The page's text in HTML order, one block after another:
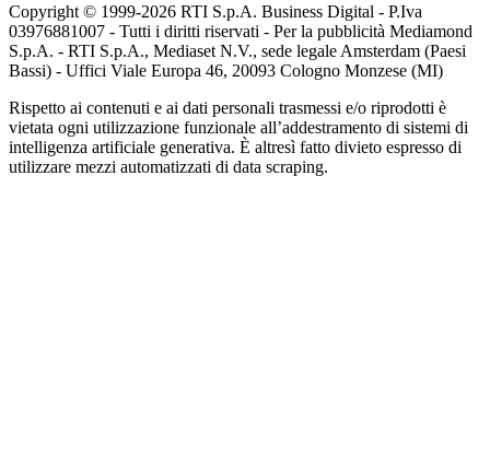
Copyright © 1999-2026 RTI S.p.A. Business Digital - P.Iva
03976881007 - Tutti i diritti riservati - Per la pubblicità Mediamond
S.p.A. - RTI S.p.A., Mediaset N.V., sede legale Amsterdam (Paesi
Bassi) - Uffici Viale Europa 46, 20093 Cologno Monzese (MI)
Rispetto ai contenuti e ai dati personali trasmessi e/o riprodotti è
vietata ogni utilizzazione funzionale all’addestramento di sistemi di
intelligenza artificiale generativa. È altresì fatto divieto espresso di
utilizzare mezzi automatizzati di data scraping.